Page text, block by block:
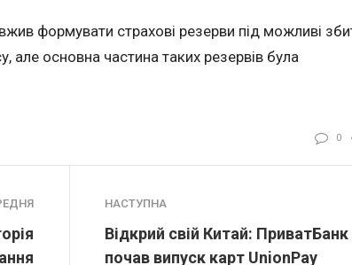
формувати страхові резерви під можливі
але основна частина таких резервів була
0
НАСТУПНА
Відкрий свій Китай: ПриватБанк
почав випуск карт UnionPay